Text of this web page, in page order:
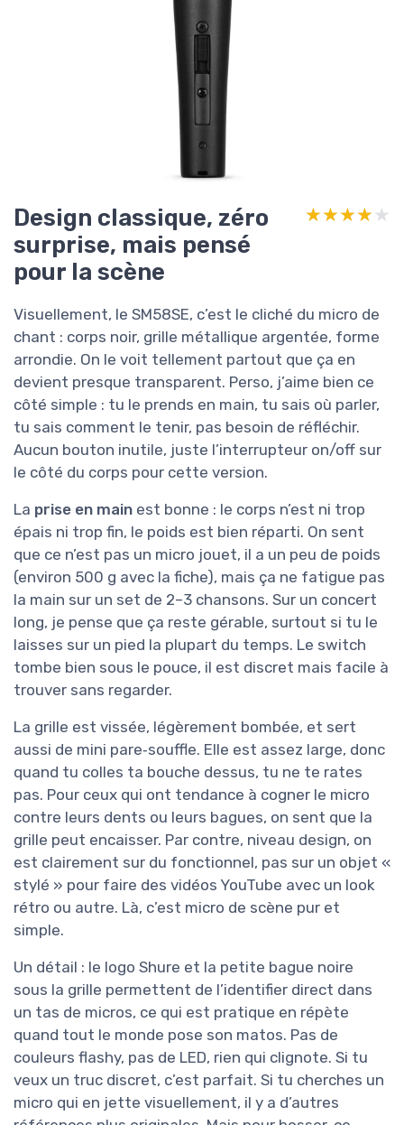
Design classique, zéro
surprise, mais pensé
pour la scène
★★★★★
★★★★★
Visuellement, le SM58SE, c’est le cliché du micro de
chant : corps noir, grille métallique argentée, forme
arrondie. On le voit tellement partout que ça en
devient presque transparent. Perso, j’aime bien ce
côté simple : tu le prends en main, tu sais où parler,
tu sais comment le tenir, pas besoin de réfléchir.
Aucun bouton inutile, juste l’interrupteur on/off sur
le côté du corps pour cette version.
La prise en main est bonne : le corps n’est ni trop
épais ni trop fin, le poids est bien réparti. On sent
que ce n’est pas un micro jouet, il a un peu de poids
(environ 500 g avec la fiche), mais ça ne fatigue pas
la main sur un set de 2–3 chansons. Sur un concert
long, je pense que ça reste gérable, surtout si tu le
laisses sur un pied la plupart du temps. Le switch
tombe bien sous le pouce, il est discret mais facile à
trouver sans regarder.
La grille est vissée, légèrement bombée, et sert
aussi de mini pare‑souffle. Elle est assez large, donc
quand tu colles ta bouche dessus, tu ne te rates
pas. Pour ceux qui ont tendance à cogner le micro
contre leurs dents ou leurs bagues, on sent que la
grille peut encaisser. Par contre, niveau design, on
est clairement sur du fonctionnel, pas sur un objet «
stylé » pour faire des vidéos YouTube avec un look
rétro ou autre. Là, c’est micro de scène pur et
simple.
Un détail : le logo Shure et la petite bague noire
sous la grille permettent de l’identifier direct dans
un tas de micros, ce qui est pratique en répète
quand tout le monde pose son matos. Pas de
couleurs flashy, pas de LED, rien qui clignote. Si tu
veux un truc discret, c’est parfait. Si tu cherches un
micro qui en jette visuellement, il y a d’autres